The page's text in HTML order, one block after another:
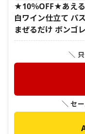
★10％OFF★あえる
白ワイン仕立て パ
まぜるだけ ボンゴ
＼
＼ セ